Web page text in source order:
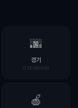
🌆
경기
GYEONGGI
🍎